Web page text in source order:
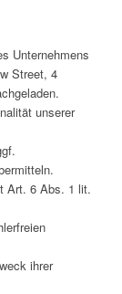
Unternehmens
Street, 4
unserer
Art. 6 Abs. 1 lit.
ihrer